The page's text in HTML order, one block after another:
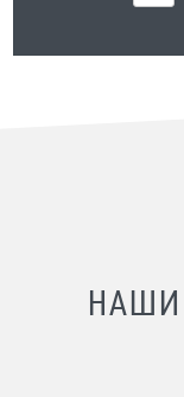
НАШИ